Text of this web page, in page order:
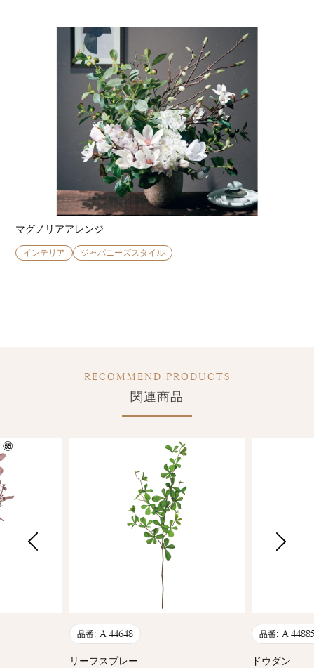
マグノリアアレンジ
インテリア ジャパニーズスタイル
RECOMMEND PRODUCTS
関連商品
品番: A-44648
リーフスプレー
品番: A-44885
ドウダン